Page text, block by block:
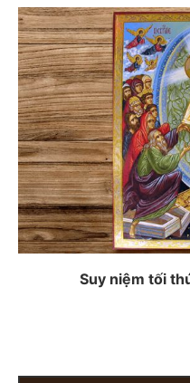
Suy niệm tối